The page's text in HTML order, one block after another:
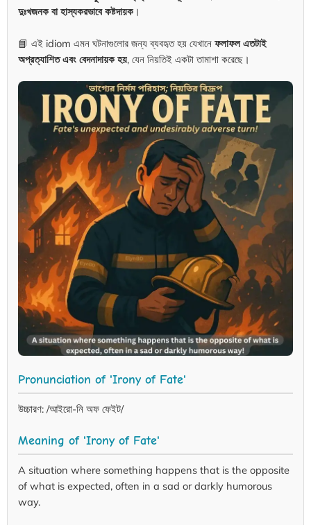
দুঃখজনক বা হাস্যকরভাবে কষ্টদায়ক।
📘 এই idiom এমন ঘটনাগুলোর জন্য ব্যবহৃত হয় যেখানে ফলাফল এতটাই
অপ্রত্যাশিত এবং বেদনাদায়ক হয়, যেন নিয়তিই একটা তামাশা করেছে।
Pronunciation of 'Irony of Fate'
উচ্চারণ: /আইরো-নি অফ ফেইট/
Meaning of 'Irony of Fate'
A situation where something happens that is the opposite
of what is expected, often in a sad or darkly humorous
way.